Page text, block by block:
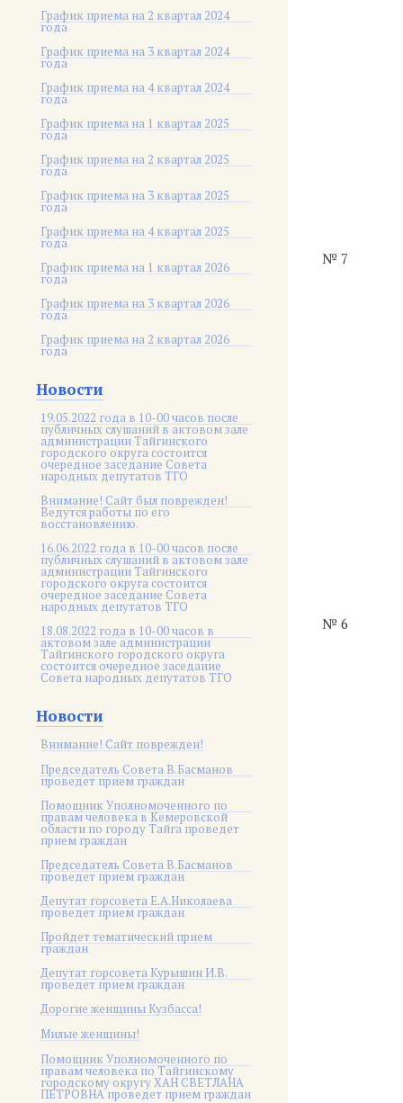
График приема на 2 квартал 2024
года
График приема на 3 квартал 2024
года
График приема на 4 квартал 2024
года
График приема на 1 квартал 2025
года
График приема на 2 квартал 2025
года
График приема на 3 квартал 2025
года
График приема на 4 квартал 2025
года
График приема на 1 квартал 2026
года
График приема на 3 квартал 2026
года
График приема на 2 квартал 2026
года
Новости
19.05.2022 года в 10-00 часов после
публичных слушаний в актовом зале
администрации Тайгинского
городского округа состоится
очередное заседание Совета
народных депутатов ТГО
Внимание! Сайт был поврежден!
Ведутся работы по его
восстановлению.
16.06.2022 года в 10-00 часов после
публичных слушаний в актовом зале
администрации Тайгинского
городского округа состоится
очередное заседание Совета
народных депутатов ТГО
18.08.2022 года в 10-00 часов в
актовом зале администрации
Тайгинского городского округа
состоится очередное заседание
Совета народных депутатов ТГО
Новости
Внимание! Сайт поврежден!
Председатель Совета В.Басманов
проведет прием граждан
Помощник Уполномоченного по
правам человека в Кемеровской
области по городу Тайга проведет
прием граждан
Председатель Совета В.Басманов
проведет прием граждан
Депутат горсовета Е.А.Николаева
проведет прием граждан
Пройдет тематический прием
граждан
Депутат горсовета Курышин И.В.
проведет прием граждан
Дорогие женщины Кузбасса!
Милые женщины!
Помощник Уполномоченного по
правам человека по Тайгинскому
городскому округу ХАН СВЕТЛАНА
ПЕТРОВНА проведет прием граждан
№ 7
№ 6